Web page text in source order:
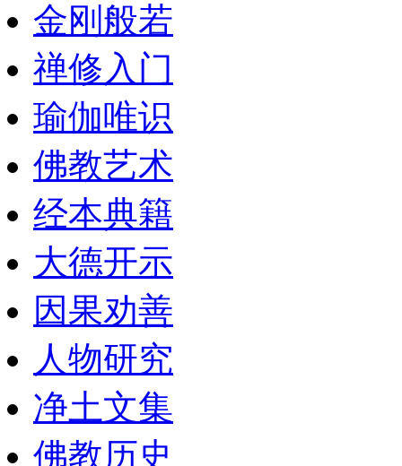
金刚般若
禅修入门
瑜伽唯识
佛教艺术
经本典籍
大德开示
因果劝善
人物研究
净土文集
佛教历史